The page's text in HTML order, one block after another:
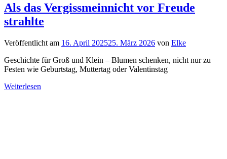
Als das Vergissmeinnicht vor Freude
strahlte
Veröffentlicht am 16. April 202525. März 2026 von Elke
Geschichte für Groß und Klein – Blumen schenken, nicht nur zu
Festen wie Geburtstag, Muttertag oder Valentinstag
Weiterlesen